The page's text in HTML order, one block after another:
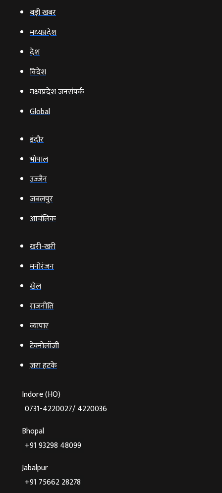
बड़ी खबर
मध्‍यप्रदेश
देश
विदेश
मध्यप्रदेश जनसंपर्क
Global
इंदौर
भोपाल
उज्‍जैन
जबलपुर
आचंलिक
खरी-खरी
मनोरंजन
खेल
राजनीति
व्‍यापार
टेक्‍नोलॉजी
ज़रा हटके
Indore (HO)
0731-4220027/ 4220036
Bhopal
+91 93298 48099
Jabalpur
+91 75662 28278